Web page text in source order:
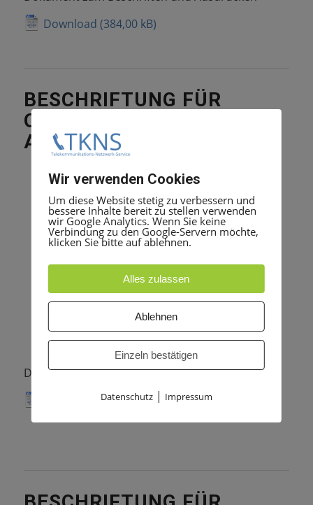
Download
BESCHRIFTUNG FÜR
OPTIPOINT 400 500 600 –
ALLE GERÄTE
Dokument zum Beschriften und Ausdrucken
Wir verwenden Cookies
Um diese Website stetig zu verbessern und
bessere Inhalte bereit zu stellen verwenden
wir Google Analytics. Wenn Sie keine
Verbindung zu den Google-Servern möchte,
klicken Sie bitte auf ablehnen.
Alles zulassen
Ablehnen
Einzeln bestätigen
Datenschutz| Impressum